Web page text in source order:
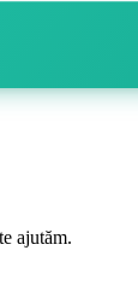
ajutăm.